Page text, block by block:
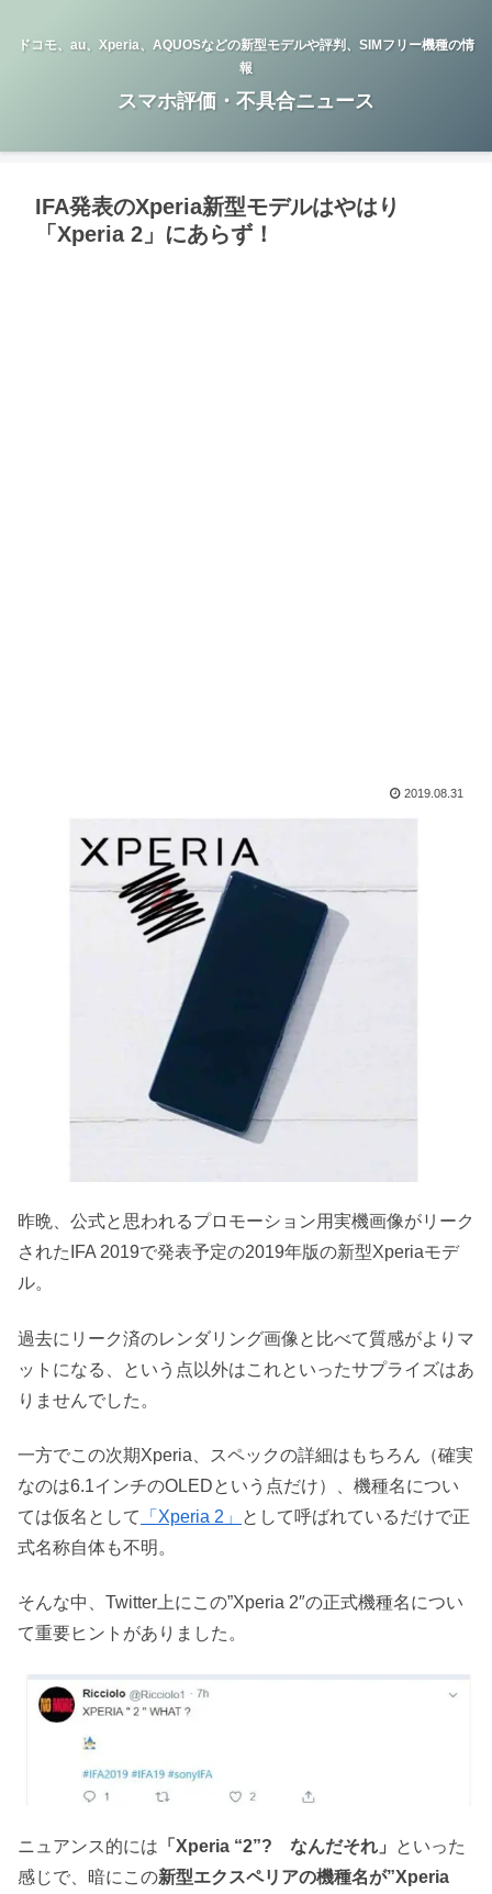
ドコモ、au、Xperia、AQUOSなどの新型モデルや評判、SIMフリー機種の情
報
スマホ評価・不具合ニュース
IFA発表のXperia新型モデルはやはり
「Xperia 2」にあらず！
2019.08.31
昨晩、公式と思われるプロモーション用実機画像がリーク
されたIFA 2019で発表予定の2019年版の新型Xperiaモデ
ル。
過去にリーク済のレンダリング画像と比べて質感がよりマ
ットになる、という点以外はこれといったサプライズはあ
りませんでした。
一方でこの次期Xperia、スペックの詳細はもちろん（確実
なのは6.1インチのOLEDという点だけ）、機種名につい
ては仮名として
「Xperia 2」
として呼ばれているだけで正
式名称自体も不明。
そんな中、Twitter上にこの”Xperia 2″の正式機種名につい
て重要ヒントがありました。
ニュアンス的には 「Xperia “2”? なんだそれ」
といった
感じで、暗にこの新型エクスペリアの機種名が”Xperia